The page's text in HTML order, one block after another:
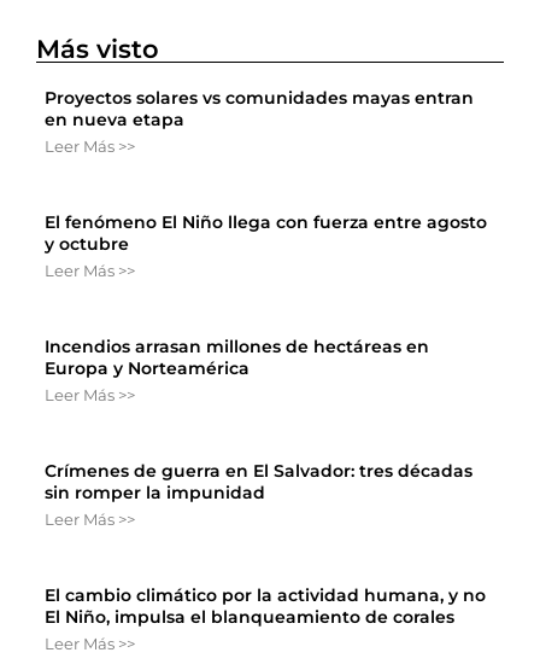
Más visto
Proyectos solares vs comunidades mayas entran
en nueva etapa
Leer Más >>
El fenómeno El Niño llega con fuerza entre agosto
y octubre
Leer Más >>
Incendios arrasan millones de hectáreas en
Europa y Norteamérica
Leer Más >>
Crímenes de guerra en El Salvador: tres décadas
sin romper la impunidad
Leer Más >>
El cambio climático por la actividad humana, y no
El Niño, impulsa el blanqueamiento de corales
Leer Más >>